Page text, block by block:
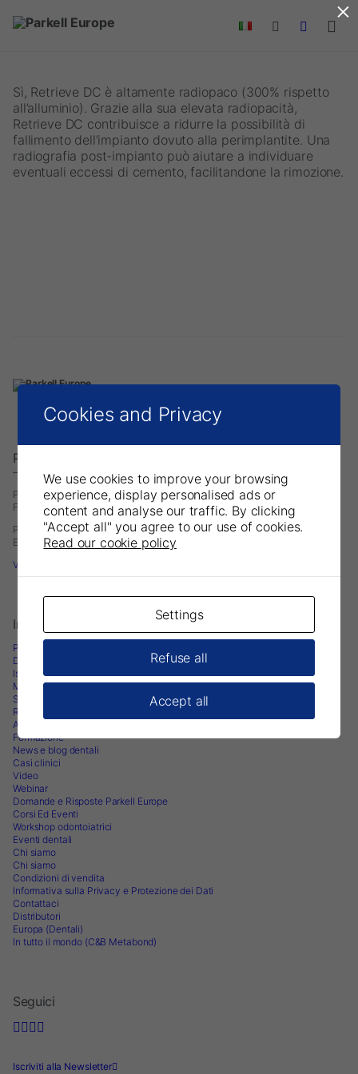
Skip to main content
Sì, Retrieve DC è altamente radiopaco (300% rispetto
all’alluminio). Grazie alla sua elevata radiopacità,
Retrieve DC contribuisce a ridurre la possibilità di
fallimento dell’impianto dovuto alla perimplantite. Una
radiografia post-impianto può aiutare a individuare
eventuali eccessi di cemento, facilitandone la rimozione.
Parkell Europe AB
– A Division of DirectaDentalGroup.
P.O. Box 723
Finvids väg 8, 19447 Upplands-Väsby, Sweden
Phone: +46 708593481
E-mail:infoeurope@parkell.com
Visit Parkell USA
Informazioni
Prodotti odontoiatrici
Downloads
Istruzioni per l’uso
Materiale di marketing
Schede di sicurezza
Ricerca e Pubblicazioni
Articoli di odontoiatria
Formazione
News e blog dentali
Casi clinici
Video
Webinar
Domande e Risposte Parkell Europe
Corsi Ed Eventi
Workshop odontoiatrici
Eventi dentali
Chi siamo
Chi siamo
Condizioni di vendita
Informativa sulla Privacy e Protezione dei Dati
Contattaci
Distributori
Europa (Dentali)
In tutto il mondo (C&B Metabond)
Seguici
Iscriviti alla Newsletter
×
Cookies and Privacy
We use cookies to improve your browsing
experience, display personalised ads or
content and analyse our traffic. By clicking
"Accept all" you agree to our use of cookies.
Read our cookie policy
Settings
Refuse all
Accept all